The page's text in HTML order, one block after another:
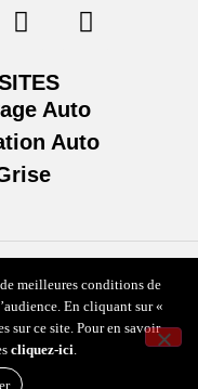
Auto
Auto
de confidentialité
meilleures conditions de
En cliquant sur «
sur ce site. Pour en savoir
cliquez-ici.